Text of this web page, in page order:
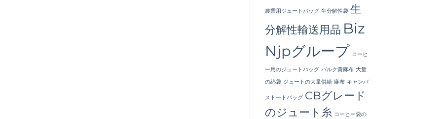
農業用ジュートバッグ 生分解性袋 生
分解性輸送用品 Biz
Njpグループ コーヒ
ー用のジュートバッグ バルク黄麻布 大量
の綿袋 ジュートの大量供給 麻布 キャンバ
ストートバッグ CBグレード
のジュート糸 コーヒー袋の